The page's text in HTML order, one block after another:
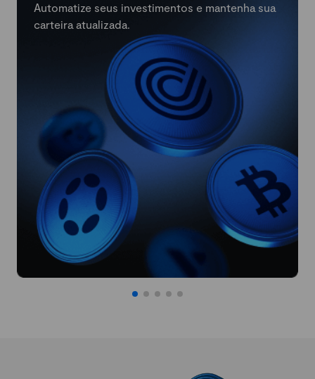
Automatize seus investimentos e mantenha sua
carteira atualizada.